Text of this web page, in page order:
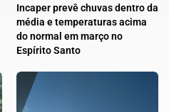
Incaper prevê chuvas dentro da
média e temperaturas acima
do normal em março no
Espírito Santo